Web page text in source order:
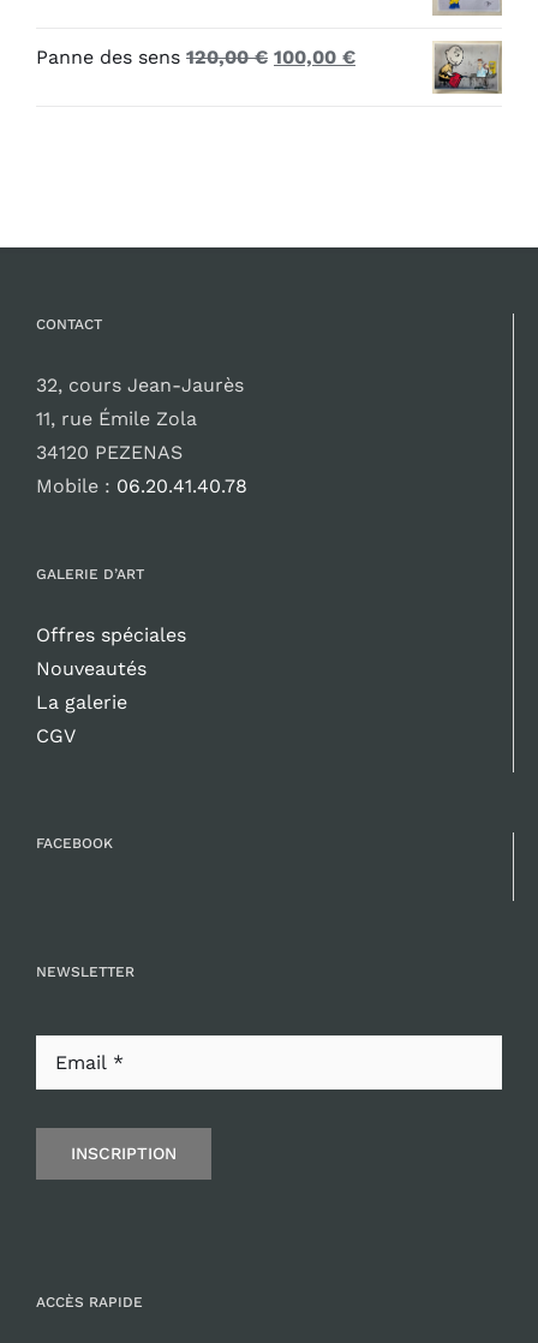
120,00 €.
100,00 €.
Panne des sens 120,00€ Le
100,00 €Le
CONTACT
32, cours Jean-Jaurès
11, rue Émile Zola
34120 PEZENAS
Mobile : 06.20.41.40.78
GALERIE D’ART
Offres spéciales
Nouveautés
La galerie
CGV
FACEBOOK
NEWSLETTER
INSCRIPTION
ACCÈS RAPIDE